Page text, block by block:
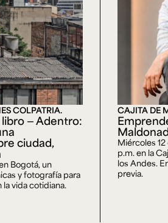
COLPATRIA.
— Adentro:
ciudad,
Bogotá, un
y fotografía para
vida cotidiana.
CAJITA DE
Miércoles
p.m. en la
los Andes.
previa.